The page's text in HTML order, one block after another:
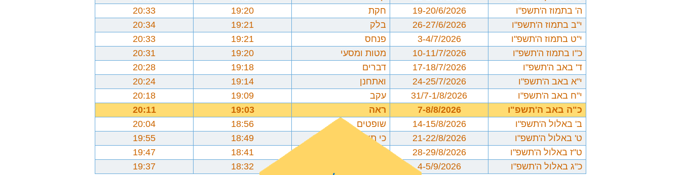
ה' בתמוז ה'תשפ"ו
19-20/6/2026 חקת 19:20
20:33
י"ב בתמוז ה'תשפ"ו
26-27/6/2026 בלק 19:21
20:34
י"ט בתמוז ה'תשפ"ו
3-4/7/2026 פנחס 19:21
20:33
כ"ו בתמוז ה'תשפ"ו
10-11/7/2026 מטות ומסעי 19:20
20:31
ד' באב ה'תשפ"ו
17-18/7/2026 דברים 19:18
20:28
י"א באב ה'תשפ"ו
24-25/7/2026 ואתחנן 19:14
20:24
י"ח באב ה'תשפ"ו
31/7-1/8/2026 עקב 19:09
20:18
כ"ה באב ה'תשפ"ו
7-8/8/2026 ראה 19:03
20:11
ב' באלול ה'תשפ"ו
14-15/8/2026 שופטים 18:56
20:04
ט' באלול ה'תשפ"ו
21-22/8/2026 כי תצא 18:49
19:55
ט"ז באלול ה'תשפ"ו
28-29/8/2026
18:41
19:47
כ"ג באלול ה'תשפ"ו
4-5/9/2026
18:32
19:37